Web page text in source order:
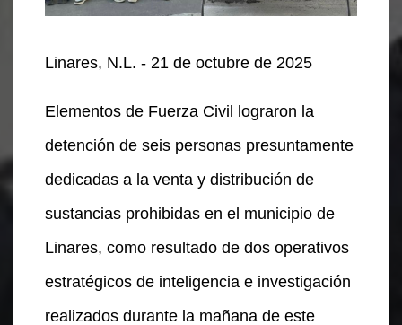
Linares, N.L. - 21 de octubre de 2025
Elementos de Fuerza Civil lograron la
detención de seis personas presuntamente
dedicadas a la venta y distribución de
sustancias prohibidas en el municipio de
Linares, como resultado de dos operativos
estratégicos de inteligencia e investigación
realizados durante la mañana de este